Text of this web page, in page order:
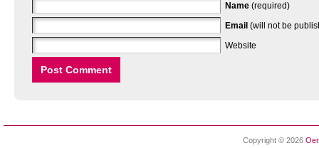
Name (required)
Email (will not be
Website
Copyright © 2026